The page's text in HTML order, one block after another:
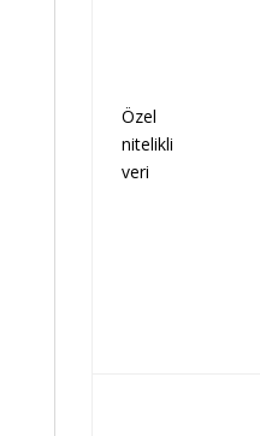
Özel
nitelikli
veri